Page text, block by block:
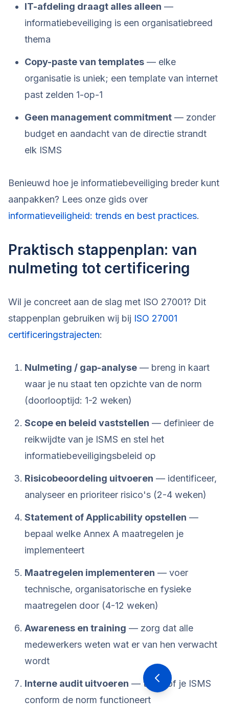
IT-afdeling draagt alles alleen —
informatiebeveiliging is een organisatiebreed
thema
Copy-paste van templates — elke
organisatie is uniek; een template van internet
past zelden 1-op-1
Geen management commitment — zonder
budget en aandacht van de directie strandt
elk ISMS
Benieuwd hoe je informatiebeveiliging breder kunt
aanpakken? Lees onze gids over
informatieveiligheid: trends en best practices.
Praktisch stappenplan: van
nulmeting tot certificering
Wil je concreet aan de slag met ISO 27001? Dit
stappenplan gebruiken wij bij ISO 27001
certificeringstrajecten:
Nulmeting / gap-analyse — breng in kaart
waar je nu staat ten opzichte van de norm
(doorlooptijd: 1-2 weken)
Scope en beleid vaststellen — definieer de
reikwijdte van je ISMS en stel het
informatiebeveiligingsbeleid op
Risicobeoordeling uitvoeren — identificeer,
analyseer en prioriteer risico's (2-4 weken)
Statement of Applicability opstellen —
bepaal welke Annex A maatregelen je
implementeert
Maatregelen implementeren — voer
technische, organisatorische en fysieke
maatregelen door (4-12 weken)
Awareness en training — zorg dat alle
medewerkers weten wat er van hen verwacht
wordt
Interne audit uitvoeren — toets of je ISMS
conform de norm functioneert